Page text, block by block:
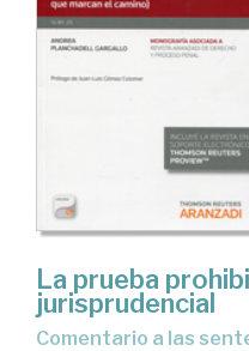
La prueba
jurisprudencial
comentario a las